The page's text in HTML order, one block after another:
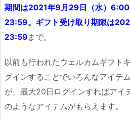
期間は2021年9月29日（水）6:00
23:59。ギフト受け取り期限は
23:59 まで。
以前も行われたウェルカムギフト
グインすることでいろんなアイテ
が、最大20日ログインすればアイ
のようなアイテムがもらえます。